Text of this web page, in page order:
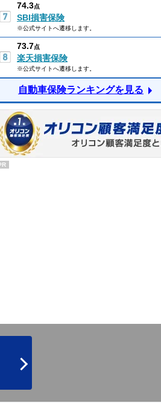
74.3点
SBI損害保険
※公式サイトへ遷移します。
73.7点
楽天損害保険
※公式サイトへ遷移します。
自動車保険ランキングを見る